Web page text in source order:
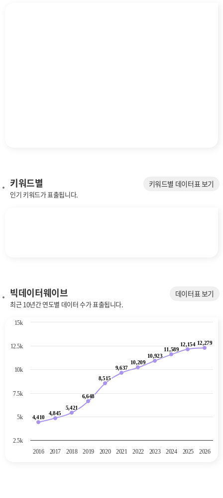
키워드별
인기 키워드가 표출됩니다.
키워드별 데이터표 보기
빅데이터웨이브
최근 10년간 연도별 데이터 수가 표출됩니다.
데이터표 보기
Chart
The chart has 1 X axis displaying categories.
The chart has 1 Y axis displaying values. Data ranges from 4410 to
4,410
4,410
4,845
4,845
5,421
5,421
6,648
6,648
8,515
8,515
9,637
9,637
10,209
10,209
10,923
10,923
11,589
11,589
12,154
12,154 12,279
12,279
2016 2017 2018 2019 2020 2021 2022 2023 2024 2025 2026
2.5k
5k
7.5k
10k
12.5k
15k